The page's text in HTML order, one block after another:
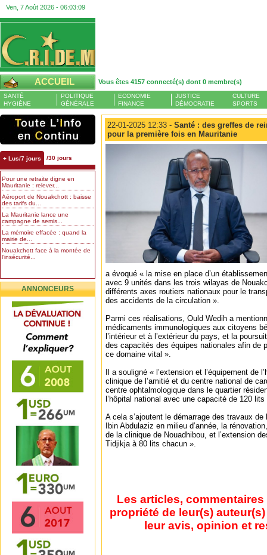
Ven, 7 Août 2026 - 06:03:10
ACCUEIL Vous êtes 4157 connecté(s) dont 0 membre(s)
SANTÉ
HYGIÈNE
POLITIQUE
GÉNÉRALE
ECONOMIE
FINANCE
JUSTICE
DÉMOCRATIE
CULTURE
SPORTS
+ Lus/7 jours /30 jours
Pour une retraite digne en
Mauritanie : relever...
Aéroport de Nouakchott : baisse
des tarifs du...
La Mauritanie lance une
campagne de semis...
La mémoire effacée : quand la
mairie de...
Nouakchott face à la montée de
l’insécurité...
ANNONCEURS
22-01-2025 12:33 - Santé : des greffes de
pour la première fois en Mauritanie
a évoqué « la mise en place d’un
avec 9 unités dans les trois wilayas de
différents axes routiers nationaux pour le
des accidents de la circulation ».
Parmi ces réalisations, Ould Wedih a
médicaments immunologiques aux citoyens
l’intérieur et à l’extérieur du pays, et la
des capacités des équipes nationales afin de
ce domaine vital ».
Il a souligné « l’extension et l’équipement de
clinique de l’amitié et du centre national de
centre ophtalmologique dans le quartier
l’hôpital national avec une capacité de 120 lits
A cela s’ajoutent le démarrage des travaux de
Ibin Abdulaziz en milieu d’année, la
de la clinique de Nouadhibou, et l’extension
Tidjikja à 80 lits chacun ».
Les articles,
propriété de leur(s)
leur avis, opinion et